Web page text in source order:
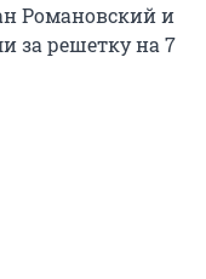
Романовский и
за решетку на 7